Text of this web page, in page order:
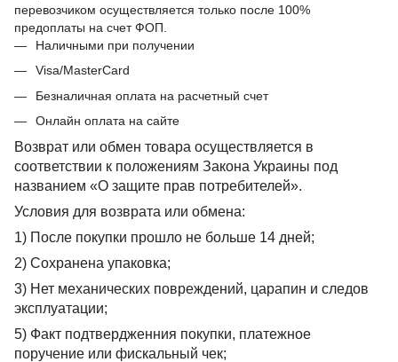
перевозчиком осуществляется только после 100%
предоплаты на счет ФОП.
Наличными при получении
Visa/MasterCard
Безналичная оплата на расчетный счет
Онлайн оплата на сайте
Возврат или обмен товара осуществляется в
соответствии к положениям Закона Украины под
названием «О защите прав потребителей».
Условия для возврата или обмена:
1) После покупки прошло не больше 14 дней;
2) Сохранена упаковка;
3) Нет механических повреждений, царапин и следов
эксплуатации;
5) Факт подтвердженния покупки, платежное
поручение или фискальный чек;